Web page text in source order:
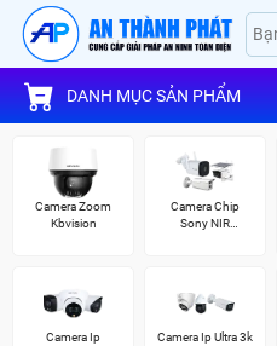
DANH MỤC SẢN PHẨM
Camera Zoom
Kbvision
Camera Chip
Sony NIR
Camera Ip
Camera Ip Ultra 3k